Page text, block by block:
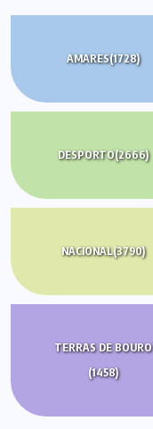
AMARES(1728)
DESPORTO(2666)
NACIONAL(3790)
TERRAS DE BOURO
(1458)